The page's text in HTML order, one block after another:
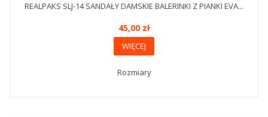
REALPAKS SLJ-14 SANDAŁY DAMSKIE BALERINKI Z PIANKI EVA...
45,00 zł
WIĘCEJ
Rozmiary